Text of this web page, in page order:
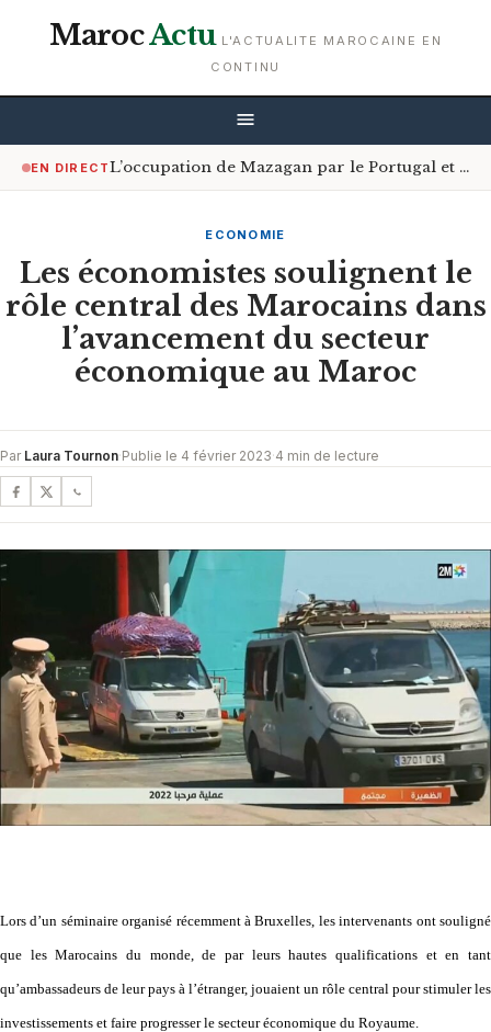
MarocActu L'ACTUALITE MAROCAINE EN
CONTINU
EN DIRECT L’occupation de Mazagan par le Portugal et le contrôle du détroit d’Ormuz
ECONOMIE
Les économistes soulignent le
rôle central des Marocains dans
l’avancement du secteur
économique au Maroc
Par Laura Tournon·Publie le 4 février 2023·4 min de lecture
Lors d’un séminaire organisé récemment à Bruxelles, les intervenants ont souligné
que les Marocains du monde, de par leurs hautes qualifications et en tant
qu’ambassadeurs de leur pays à l’étranger, jouaient un rôle central pour stimuler les
investissements et faire progresser le secteur économique du Royaume.